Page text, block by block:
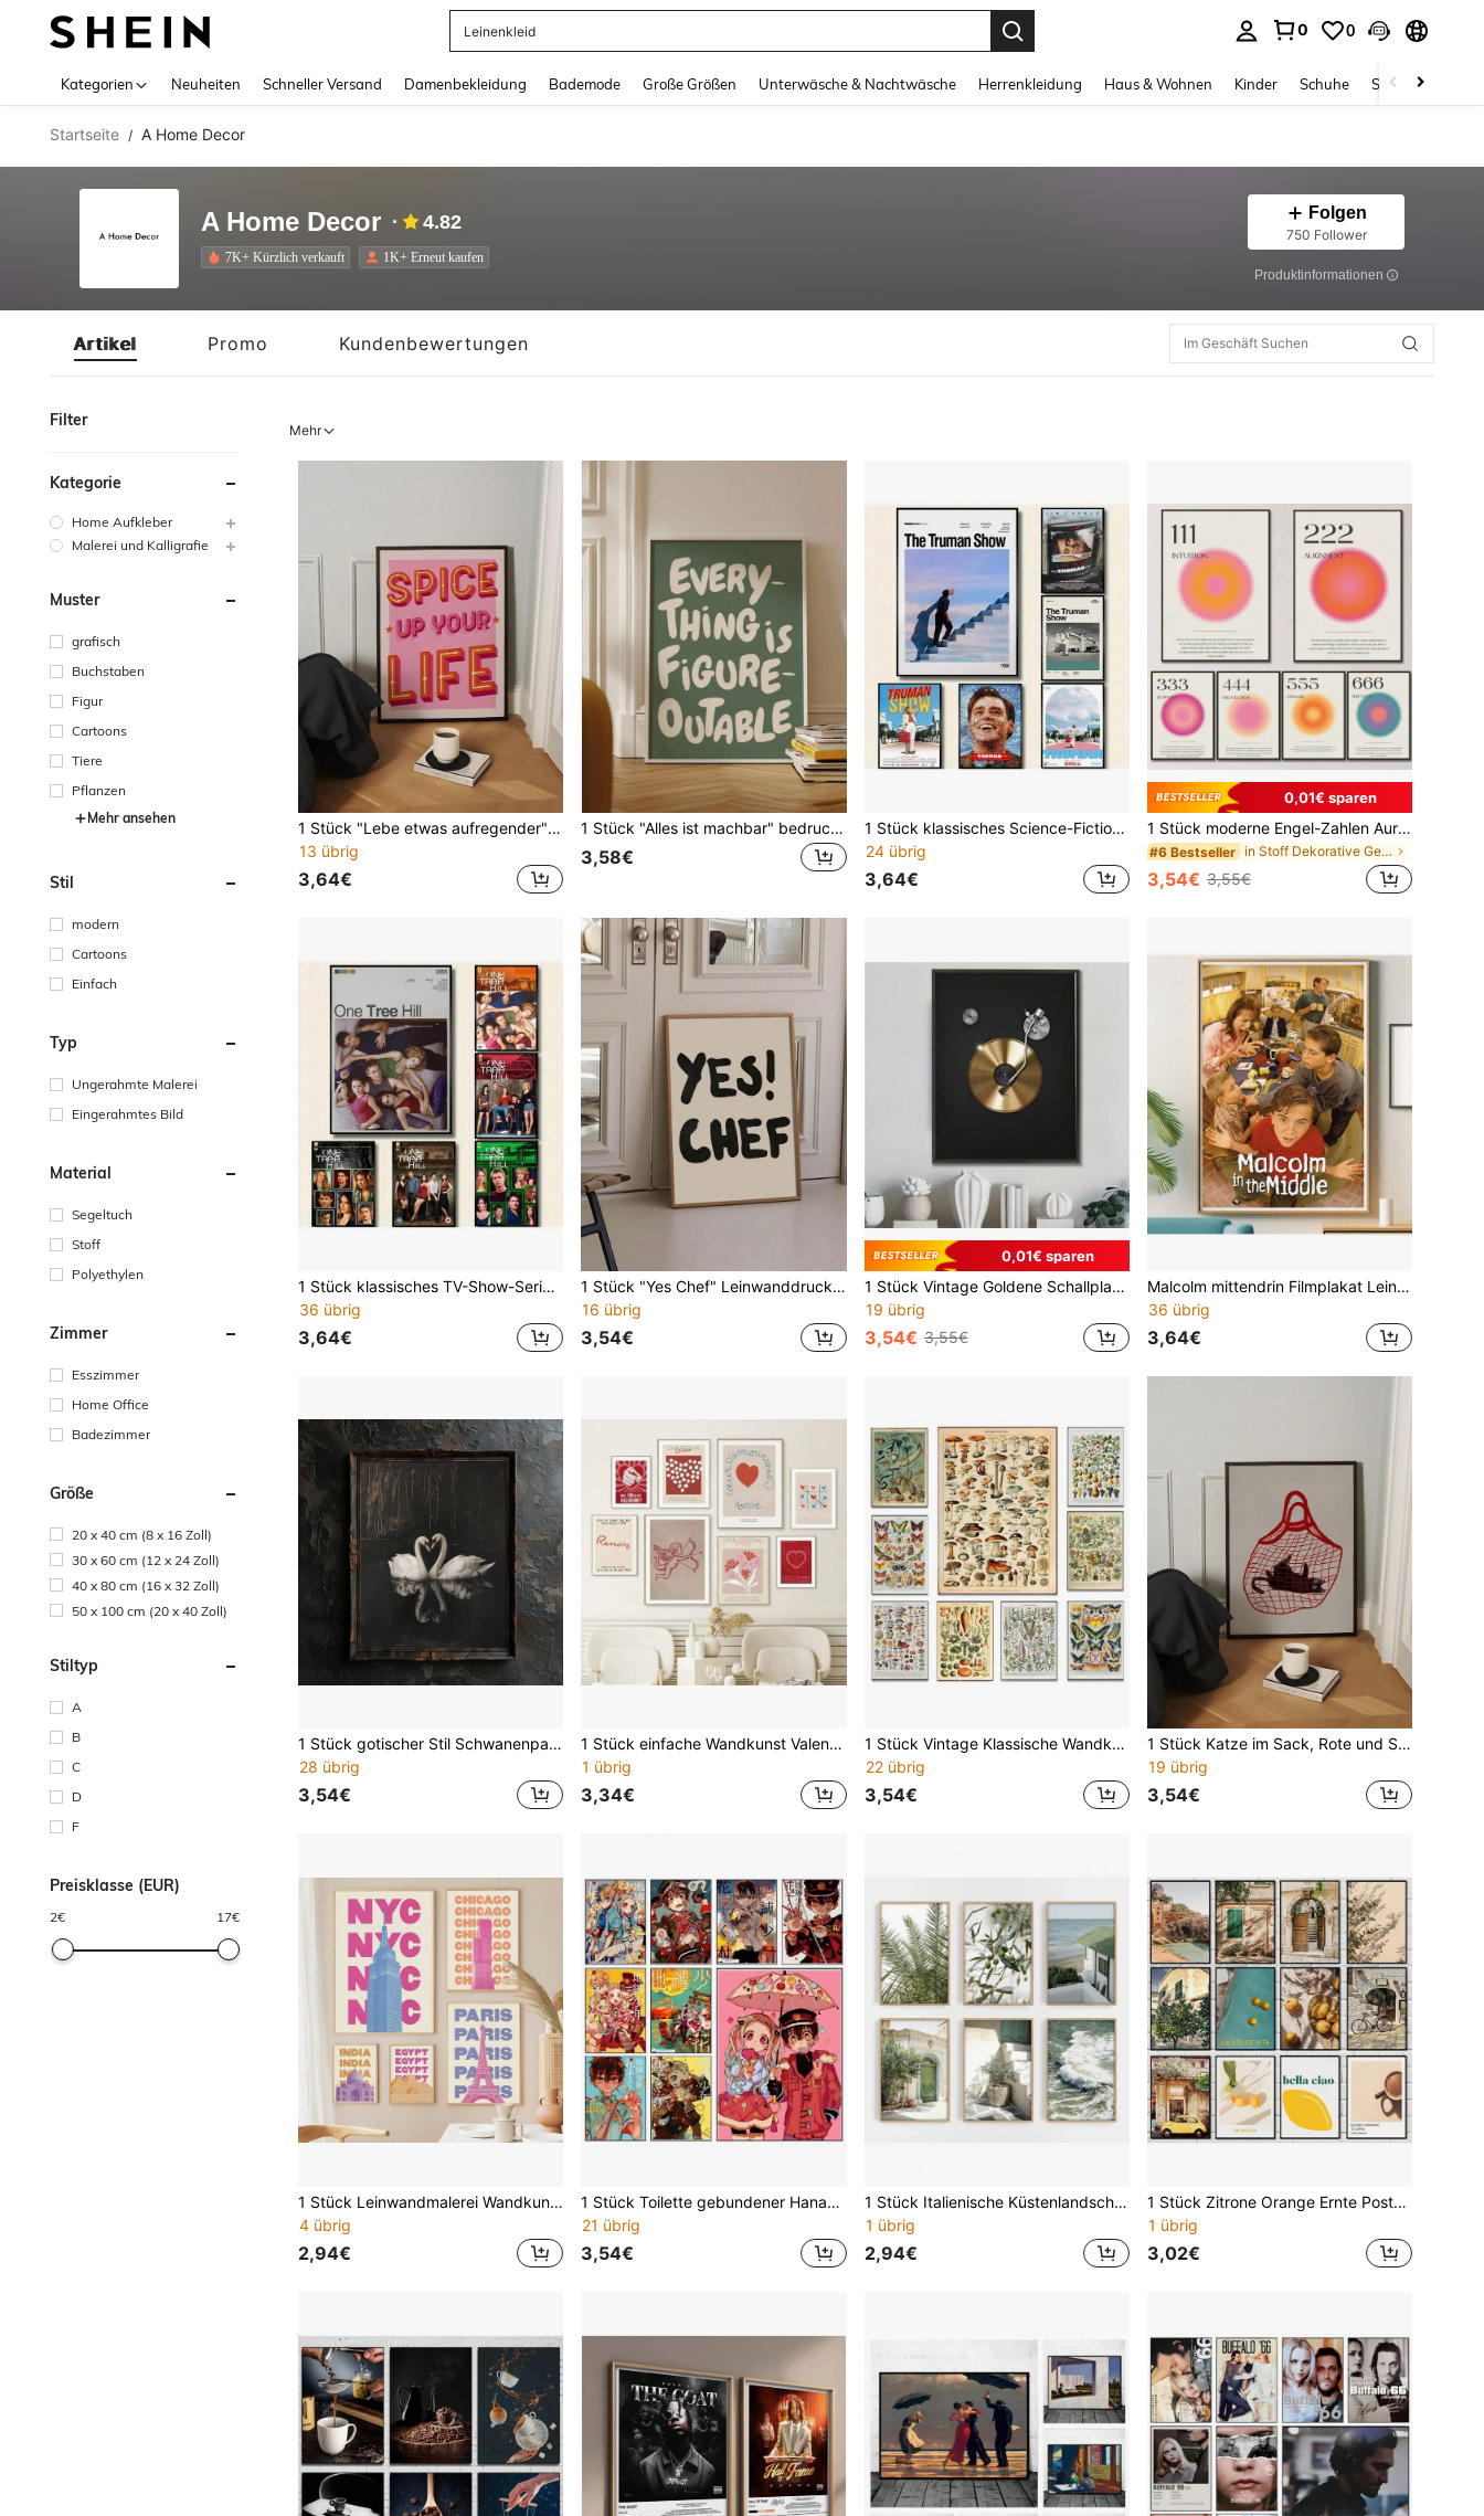
Sommertops
0 0
Kategorien Neuheiten Schneller Versand Damenbekleidung Bademode Große Größen Unterwäsche & Nachtwäsche Herrenkleidung Haus & Wohnen Kinder Schuhe Schmuck &
Startseite / A Home Decor
A Home Decor 4.82
7K+ Kürzlich verkauft 1K+ Erneut kaufen
Folgen
750 Follower
Produktinformationen
Artikel Promo Kundenbewertungen
Filter
Kategorie
Home Aufkleber
Malerei und Kalligrafie
Muster
grafisch
Buchstaben
Figur
Cartoons
Tiere
Pflanzen
Mehr ansehen
Stil
modern
Cartoons
Einfach
Typ
Ungerahmte Malerei
Eingerahmtes Bild
Material
Segeltuch
Stoff
Polyethylen
Zimmer
Esszimmer
Home Office
Badezimmer
Größe
20 x 40 cm (8 x 16 Zoll)
30 x 60 cm (12 x 24 Zoll)
40 x 80 cm (16 x 32 Zoll)
50 x 100 cm (20 x 40 Zoll)
Stiltyp
A
B
C
D
F
Preisklasse (EUR)
2€ 17€
Mehr
1 Stück "Lebe etwas aufregender" Liedtext Leinwand Kunstposter für Wohnzimmer, Schlafzimmer, Home Office Dekor Leinwandmalerei Poster und Drucke Wandbilder für Wohnzimmer Dekoration mit optionalem Rahmen
13 übrig
3,64€
1 Stück "Alles ist machbar" bedruckter aufmunternder Zitat inspirierender Wandkunst salbeigrüner Bürodruck motivierende Wandkunst Positive Affirmation Poster Geschenk für Feiertage & Geburtstage, optionale Rahmung für Bürodekoration
3,58€
1 Stück klassisches Science-Fiction-Film "The Truman Show" minimalistisches Filmplakat Leinwandmalerei retro Wandkunst Bilder Home Dorm Zimmer Deko Feiertags- & Geburtstagsgeschenk, optionale gerahmte Bürodekoration
24 übrig
3,64€
0,01€ sparen
1 Stück moderne Engel-Zahlen Aura-Kunstwandposter, optischer Farbverlauf ästhetische Bilder Leinwandmalerei Vintage für Raumdekor Wandkunst ohne Rahmen
#6 Bestseller in Stoff Dekorative Gemälde
3,54€ 3,55€
1 Stück klassisches TV-Show-Serie One Tree Hill Retro-Filmplakat Leinwandgemälde ästhetische Wandkunst Bilder Heim/Wohnung Dekoration Urlaub & Geburtstags-Geschenk, Büro-Dekoration gerahmtes Kunstwerk optional
36 übrig
3,64€
1 Stück "Yes Chef" Leinwanddruck Poster, minimalistische Wandkunst für Küchendekoration, moderne Kochphrase Dekoration als Geschenk zu Feiertagen & Geburtstagen, Bürodekoration optional mit Rahmen
16 übrig
3,54€
0,01€ sparen
1 Stück Vintage Goldene Schallplatte Leinwand Kunstdruck - Wanddekoration für Wohnzimmer, Schlafzimmer, Büro - Einzigartiges Musikthemen Poster, perfekte Geschenkidee zu Feiertagen & Geburtstag, Bürodekoration Gerahmte Kunst Optional
19 übrig
3,54€ 3,55€
Malcolm mittendrin Filmplakat Leinwanddruck, beliebte Poster Drucke für ästhetische Wanddekoration Leinwandgemälde Poster und Drucke Wandkunstbilder für Wohnzimmerdekoration, wahlweise mit Rahmen
36 übrig
3,64€
1 Stück gotischer Stil Schwanenpaar-Herz Ästhetik Kunst Retro Poster Dark Academia stimmungsvoll romantisch Vintage Leinwanddruck Wandbild, ideales Geschenk für Wohnheim, Apartment, Wohnzimmer, Schlafzimmer, Heimdekoration, Feiertags- und Geburtstagsgeschenk, Bürodekoration mit optional gerahmter Wanddekoration
28 übrig
3,54€
1 Stück einfache Wandkunst Valentinstag romantisches Herz abstraktes HD Leinwand Gemälde Druck Zuhause Schlafzimmer Wohnzimmer Dekoration ohne Rahmen, Valentinstag, Poster
1 übrig
3,34€
1 Stück Vintage Klassische Wandkunst Pflanzen Pilz Medizin Blume Insekt Schmetterling Gemüse Kürbis Karotte Leinwand Ölpostkarten und Drucke ohne Rahmen
22 übrig
3,54€
1 Stück Katze im Sack, Rote und Schwarze Katze Kunstdruck, Minimalismus, Poster Muster skandinavisches Poster, geeignet für Wohnzimmer Dekoration, Schlafzimmer Dekoration, Küchen Dekoration, Feiertage & Geburtstags Geschenk, Büro Dekoration, optional mit Rahmen
19 übrig
3,54€
1 Stück Leinwandmalerei Wandkunst mit Motiven der Städte Paris, New York, London, Rom, Japan als Reiseziele, Poster und Drucke für Wohnzimmer Dekoration, wahlweise mit Rahmen
4 übrig
2,94€
1 Stück Toilette gebundener Hanako-kun Japan Anime ideales Geschenk Leinwandmalerei Poster und Muster Wanddekor Zimmerdekoration Wandkunstbilder Ästhetik für Wohnzimmer Schlafzimmer Dekoration ohne Rahmen
21 übrig
3,54€
1 Stück Italienische Küstenlandschaft Olivgrün Ästhetische Botanik Natur Fotografie Poster Leinwand Gemälde Wandbild Dekor ohne Rahmen
1 übrig
2,94€
1 Stück Zitrone Orange Ernte Poster Drucke Stadt Garten Pflanzen Landschaft Leinwand Malerei Auto Bild Wandkunst Bild Innendekor ohne Rahmen
1 übrig
3,02€